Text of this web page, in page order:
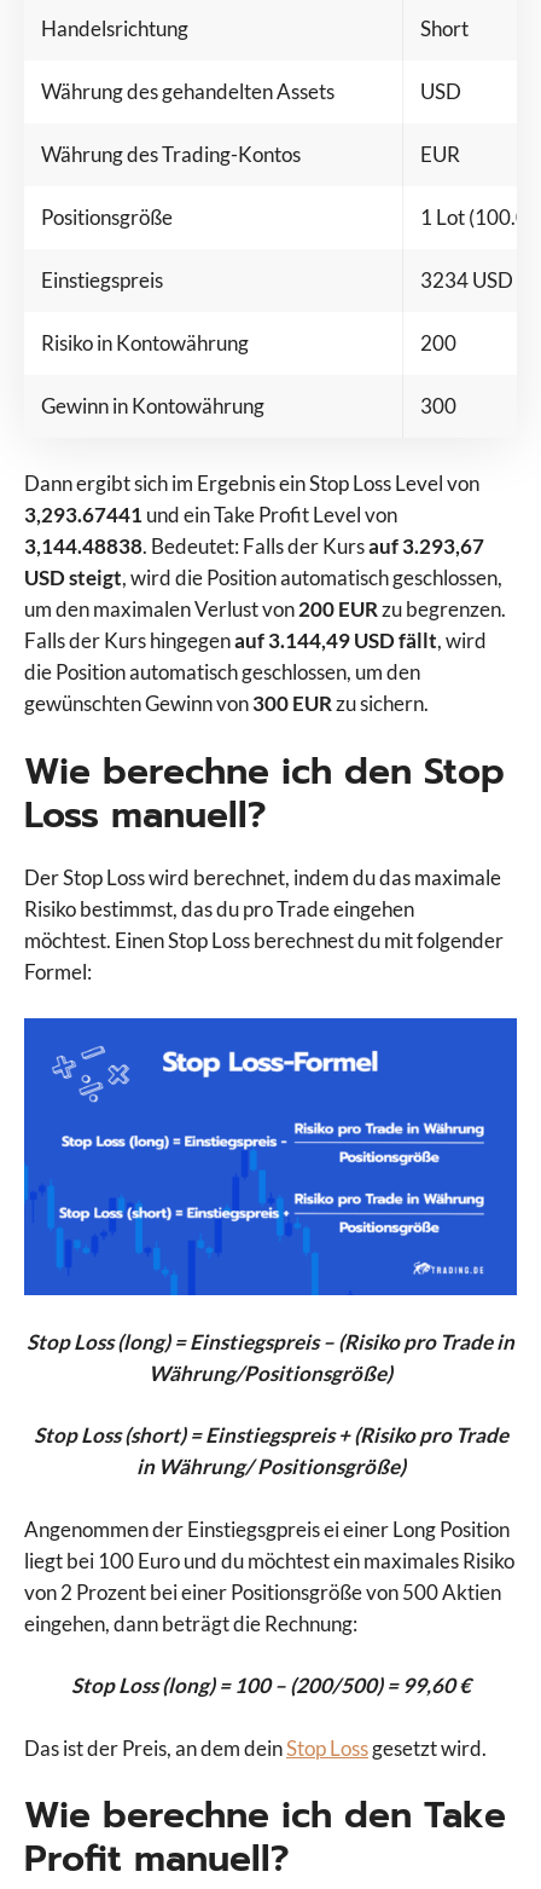
Handelsrichtung Short
Währung des gehandelten Assets USD
Währung des Trading-Kontos EUR
Positionsgröße 1 Lot
Einstiegspreis 3234 USD
Risiko in Kontowährung 200
Gewinn in Kontowährung 300
Dann ergibt sich im Ergebnis ein Stop Loss Level von
3,293.67441 und ein Take Profit Level von
3,144.48838. Bedeutet: Falls der Kursauf 3.293,67
USD steigt, wird die Position automatisch geschlossen,
um den maximalen Verlust von200 EURzu begrenzen.
Falls der Kurs hingegenauf 3.144,49 USD fällt, wird
die Position automatisch geschlossen, um den
gewünschten Gewinn von300 EURzu sichern.
Wie berechne ich den Stop
Loss manuell?
Der Stop Loss wird berechnet, indem du das maximale
Risiko bestimmst, das du pro Trade eingehen
möchtest. Einen Stop Loss berechnest du mit folgender
Formel:
Stop Loss (long) = Einstiegspreis – (Risiko pro Trade in
Währung/Positionsgröße)
Stop Loss (short) = Einstiegspreis + (Risiko pro Trade
in Währung/ Positionsgröße)
Angenommen der Einstiegsgpreis ei einer Long Position
liegt bei 100 Euro und du möchtest ein maximales Risiko
von 2 Prozent bei einer Positionsgröße von 500 Aktien
eingehen, dann beträgt die Rechnung:
Stop Loss (long) = 100 – (200/500) = 99,60 €
Das ist der Preis, an dem deinStop Lossgesetzt wird.
Wie berechne ich den Take
Profit manuell?